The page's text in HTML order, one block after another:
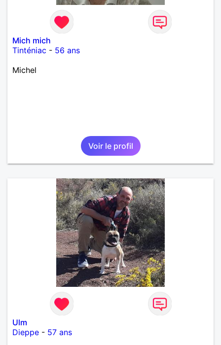
Mich mich
Tinténiac - 56 ans
Michel
Voir le profil
Ulm
Dieppe - 57 ans